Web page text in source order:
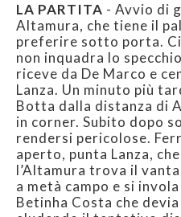
LA PARTITA - Avvio di
Altamura, che tiene il
preferire sotto porta.
non inquadra lo
riceve da De Marco e
Lanza. Un minuto più
Botta dalla distanza di
in corner. Subito dopo
rendersi pericolose.
aperto, punta Lanza,
l’Altamura trova il
a metà campo e si
Betinha Costa che